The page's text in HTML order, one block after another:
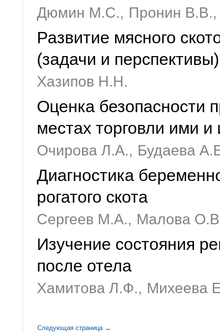
Дюмин М.С., Пронин В.В.,
Развитие мясного
(задачи и перспективы)
Хазипов Н.Н.
Оценка безопасности
местах торговли ими и
Очирова Л.А., Будаева
Диагностика
рогатого скота
Сергеев М.А., Малова
Изучение состояния
после отела
Хамитова Л.Ф., Михеева
Следующая страница →